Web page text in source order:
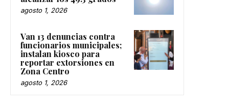
agosto 1, 2026
Van 13 denuncias contra
funcionarios municipales;
instalan kiosco para
reportar extorsiones en
Zona Centro
agosto 1, 2026